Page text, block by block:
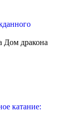
Дом дракона
катание: